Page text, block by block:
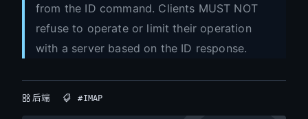
from the ID command. Clients MUST NOT
refuse to operate or limit their operation
with a server based on the ID response.
后端 #IMAP